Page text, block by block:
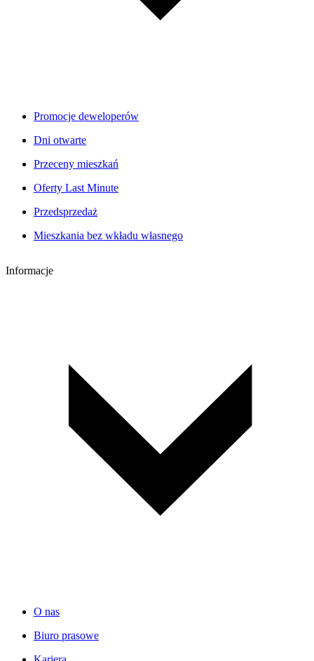
Promocje deweloperów
Dni otwarte
Przeceny mieszkań
Oferty Last Minute
Przedsprzedaż
Mieszkania bez wkładu własnego
Informacje
O nas
Biuro prasowe